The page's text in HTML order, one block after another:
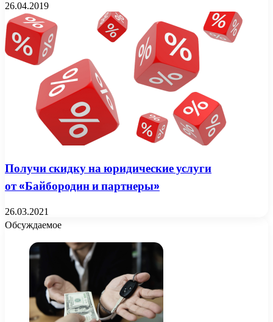
26.04.2019
Получи скидку на юридические услуги
от «Байбородин и партнеры»
26.03.2021
Обсуждаемое